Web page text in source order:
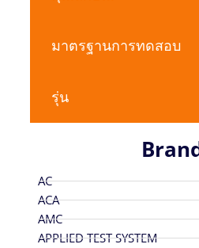
AC
ACA
AMC
APPLIED TEST SYSTEM
มาตรฐานการทดสอบ
รุ่น